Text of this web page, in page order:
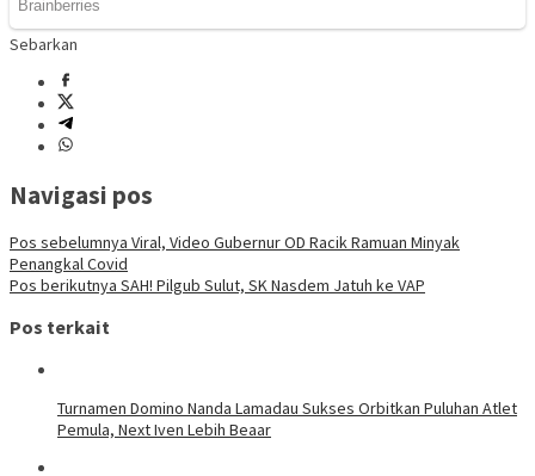
Sebarkan
Navigasi pos
Pos sebelumnya Viral, Video Gubernur OD Racik Ramuan Minyak
Penangkal Covid
Pos berikutnya SAH! Pilgub Sulut, SK Nasdem Jatuh ke VAP
Pos terkait
Turnamen Domino Nanda Lamadau Sukses Orbitkan Puluhan Atlet
Pemula, Next Iven Lebih Beaar